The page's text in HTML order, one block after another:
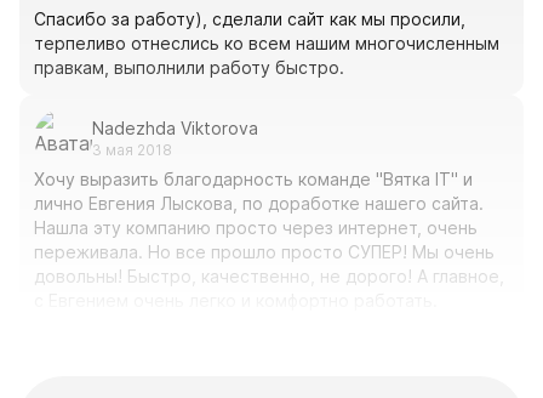
Спасибо за работу), сделали сайт как мы просили,
терпеливо отнеслись ко всем нашим многочисленным
правкам, выполнили работу быстро.
Nadezhda Viktorova
3 мая 2018
Хочу выразить благодарность команде "Вятка IT" и
лично Евгения Лыскова, по доработке нашего сайта.
Нашла эту компанию просто через интернет, очень
переживала. Но все прошло просто СУПЕР! Мы очень
довольны! Быстро, качественно, не дорого! А главное,